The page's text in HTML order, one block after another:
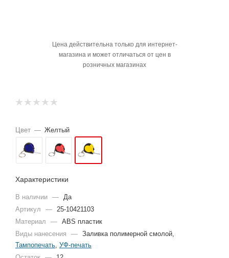
Цена действительна только для интернет-
магазина и может отличаться от цен в
розничных магазинах
Цвет — Желтый
Характеристики
В наличии —
Да
Артикул
—
25-10421103
Материал
— ABS пластик
Виды нанесения
— Заливка полимерной смолой,
Тампопечать УФ-печать